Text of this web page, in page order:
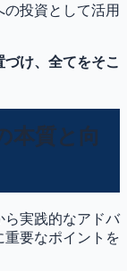
投資として活用
け、全てをそこ
本質と向
ら実践的なアドバ
重要なポイントを